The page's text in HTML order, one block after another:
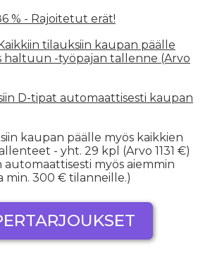
% - Rajoitetut erät!
tilauksiin kaupan päälle
haltuun -työpajan tallenne (Arvo
D-tipat automaattisesti kaupan
kaupan päälle myös kaikkien
- yht. 29 kpl (Arvo 1131 €)
automaattisesti myös aiemmin
min. 300 € tilanneille.)